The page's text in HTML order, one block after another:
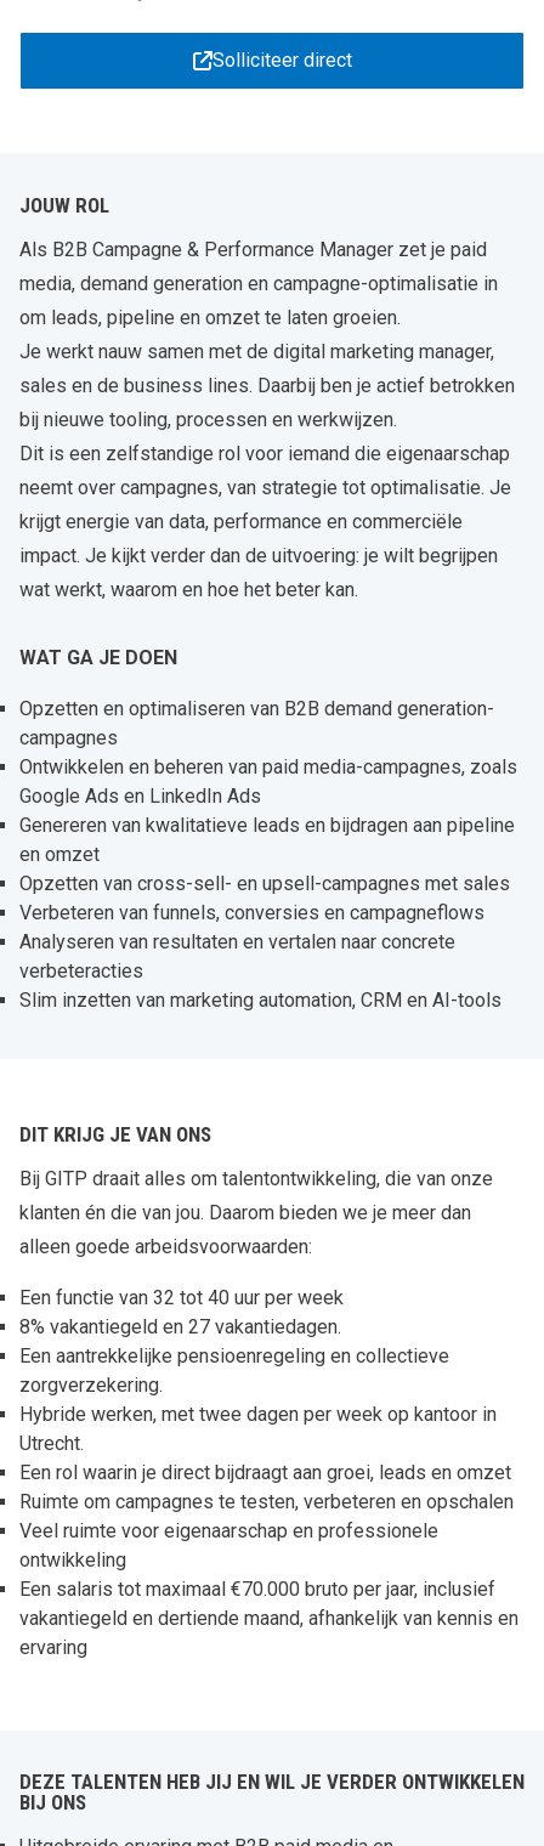
Solliciteer direct
JOUW ROL
Als B2B Campagne & Performance Manager zet je paid
media, demand generation en campagne-optimalisatie in
om leads, pipeline en omzet te laten groeien.
Je werkt nauw samen met de digital marketing manager,
sales en de business lines. Daarbij ben je actief betrokken
bij nieuwe tooling, processen en werkwijzen.
Dit is een zelfstandige rol voor iemand die eigenaarschap
neemt over campagnes, van strategie tot optimalisatie. Je
krijgt energie van data, performance en commerciële
impact. Je kijkt verder dan de uitvoering: je wilt begrijpen
wat werkt, waarom en hoe het beter kan.
WAT GA JE DOEN
Opzetten en optimaliseren van B2B demand generation-
campagnes
Ontwikkelen en beheren van paid media-campagnes, zoals
Google Ads en LinkedIn Ads
Genereren van kwalitatieve leads en bijdragen aan pipeline
en omzet
Opzetten van cross-sell- en upsell-campagnes met sales
Verbeteren van funnels, conversies en campagneflows
Analyseren van resultaten en vertalen naar concrete
verbeteracties
Slim inzetten van marketing automation, CRM en AI-tools
DIT KRIJG JE VAN ONS
Bij GITP draait alles om talentontwikkeling, die van onze
klanten én die van jou. Daarom bieden we je meer dan
alleen goede arbeidsvoorwaarden:
Een functie van 32 tot 40 uur per week
8% vakantiegeld en 27 vakantiedagen.
Een aantrekkelijke pensioenregeling en collectieve
zorgverzekering.
Hybride werken, met twee dagen per week op kantoor in
Utrecht.
Een rol waarin je direct bijdraagt aan groei, leads en omzet
Ruimte om campagnes te testen, verbeteren en opschalen
Veel ruimte voor eigenaarschap en professionele
ontwikkeling
Een salaris tot maximaal €70.000 bruto per jaar, inclusief
vakantiegeld en dertiende maand, afhankelijk van kennis en
ervaring
DEZE TALENTEN HEB JIJ EN WIL JE VERDER ONTWIKKELEN
BIJ ONS